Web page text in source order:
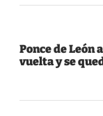
Ponce de León
vuelta y se